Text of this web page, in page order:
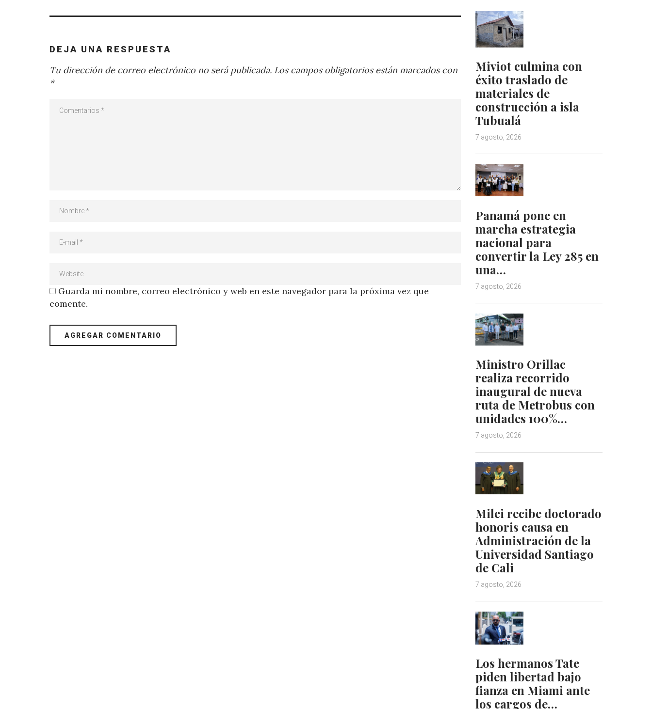
DEJA UNA RESPUESTA
Tu dirección de correo electrónico no será publicada. Los campos obligatorios están marcados con
*
Guarda mi nombre, correo electrónico y web en este navegador para la próxima vez que
comente.
Miviot culmina con
éxito traslado de
materiales de
construcción a isla
Tubualá
7 agosto, 2026
Panamá pone en
marcha estrategia
nacional para
convertir la Ley 285 en
una…
7 agosto, 2026
Ministro Orillac
realiza recorrido
inaugural de nueva
ruta de Metrobus con
unidades 100%…
7 agosto, 2026
Milei recibe doctorado
honoris causa en
Administración de la
Universidad Santiago
de Cali
7 agosto, 2026
Los hermanos Tate
piden libertad bajo
fianza en Miami ante
los cargos de…